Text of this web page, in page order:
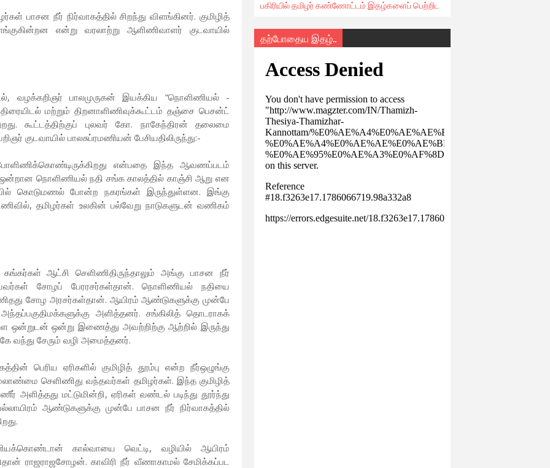
பாசன நீர் நிர்வாகத்தில் சிறந்து விளங்கினர். குமிழித்
என்று வரலாற்று ஆளிணிவாளர் குடவாயில்
வழக்கறிஞர் பாலமுருகன் இயக்கிய “நொளிணியல் -
மற்றும் திறனாளிணிவுக்கூட்டம் தஞ்சை பெசன்ட்
கூட்டத்திற்குப் புலவர் கோ. நாகேந்திரன் தலைமை
குடவாயில் பாலசுப்ரமணியன் பேசியதிலிருந்து:-
என்பதை இந்த ஆவணப்படம்
ஒன்றான நொளிணியல் நதி சங்க காலத்தில் காஞ்சி ஆறு என
கொடுமணல் போன்ற நகரங்கள் இருந்துள்ளன. இங்கு
தமிழர்கள் உலகின் பல்வேறு நாடுகளுடன் வணிகம்
கங்கர்கள் ஆட்சி செளிணிதிருந்தாலும் அங்கு பாசன நீர்
சோழப் பேரரசர்கள்தான். நொளிணியல் நதியை
சோழ அரசர்கள்தான். ஆயிரம் ஆண்டுகளுக்கு முன்பே
அளித்தனர். சங்கிலித் தொடராகக்
ஒன்றுடன் ஒன்று இணைத்து அவற்றிற்கு ஆற்றில் இருந்து
வந்து சேரும் வழி அமைத்தனர்.
பெரிய ஏரிகளில் குமிழித் தூம்பு என்ற நீர்ஒழுங்கு
செளிணிது வந்தவர்கள் தமிழர்கள். இந்த குமிழித்
அளித்தது மட்டுமின்றி, ஏரிகள் வண்டல் படிந்து தூர்ந்து
ஆண்டுகளுக்கு முன்பே பாசன நீர் நிர்வாகத்தில்
கால்வாயை வெட்டி, வழியில் ஆயிரம்
ராஜராஜசோழன். காவிரி நீர் வீணாகாமல் சேமிக்கப்பட
பகிரியில் தமிழர் கண்ணோட்டம் இதழ்களைப் பெற்றிட
தற்போதைய இதழ்..